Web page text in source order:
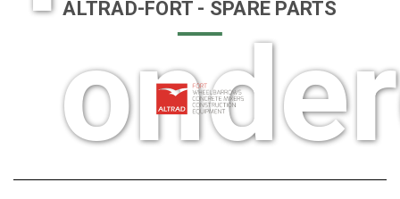
ALTRAD-FORT - SPARE PARTS